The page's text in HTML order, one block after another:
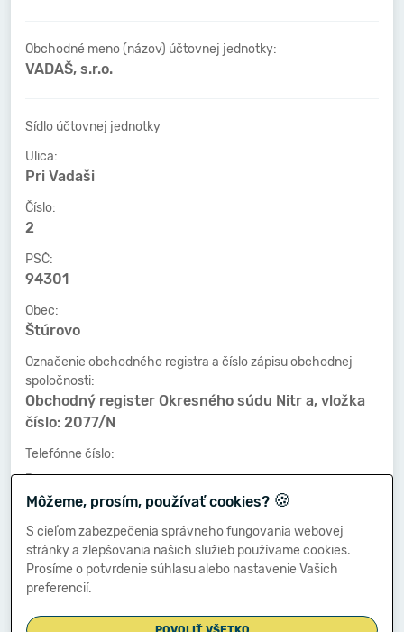
Obchodné meno (názov) účtovnej jednotky:
VADAŠ, s.r.o.
Sídlo účtovnej jednotky
Ulica:
Pri Vadaši
Číslo:
2
PSČ:
94301
Obec:
Štúrovo
Označenie obchodného registra a číslo zápisu obchodnej
spoločnosti:
Obchodný register Okresného súdu Nitr a, vložka
číslo: 2077/N
Telefónne číslo:
-
Faxové číslo:
-
E-mailová adresa:
-
Môžeme, prosím, používať cookies? 🍪
S cieľom zabezpečenia správneho fungovania webovej
stránky a zlepšovania našich služieb používame cookies.
Prosíme o potvrdenie súhlasu alebo nastavenie Vašich
preferencií.